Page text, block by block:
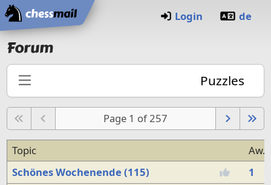
Home
Login de
Forum
Puzzles
Page 1 of 257
Topic
Aw.
Schönes Wochenende (115)
1